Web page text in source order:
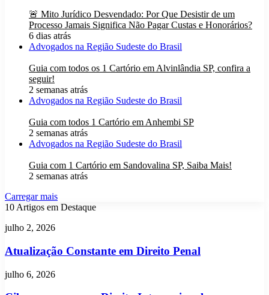
🚨 Mito Jurídico Desvendado: Por Que Desistir de um
Processo Jamais Significa Não Pagar Custas e Honorários?
6 dias atrás
Advogados na Região Sudeste do Brasil
Guia com todos os 1 Cartório em Alvinlândia SP, confira a
seguir!
2 semanas atrás
Advogados na Região Sudeste do Brasil
Guia com todos 1 Cartório em Anhembi SP
2 semanas atrás
Advogados na Região Sudeste do Brasil
Guia com 1 Cartório em Sandovalina SP, Saiba Mais!
2 semanas atrás
Carregar mais
10 Artigos em Destaque
Atualização
em
Direito
Penal
julho 2, 2026
Atualização Constante em Direito Penal
Cibersegurança
julho 6, 2026